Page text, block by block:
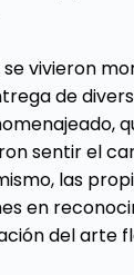
vivieron
de
sentir el
las
en
del arte